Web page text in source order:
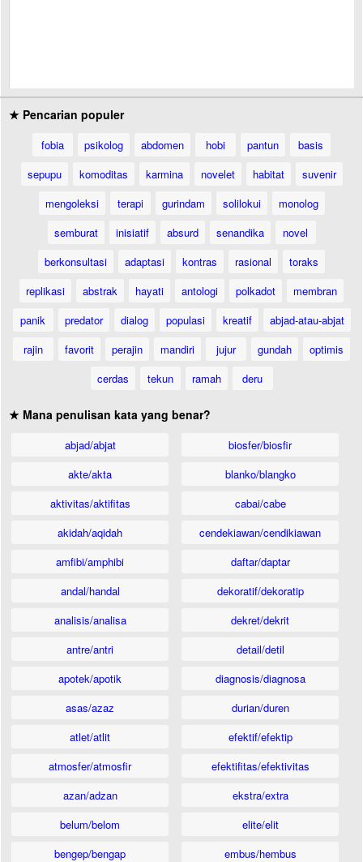
★ Pencarian populer
fobia psikolog abdomen hobi pantun
basis
sepupu
komoditas karmina novelet habitat
suvenir
mengoleksi
terapi gurindam solilokui
monolog
semburat
inisiatif absurd senandika
novel
berkonsultasi
adaptasi kontras rasional
toraks
replikasi
abstrak hayati antologi polkadot
membran
panik
predator dialog populasi kreatif
abjad-atau-abjat
rajin
favorit perajin mandiri jujur gundah
optimis
cerdas
tekun ramah deru
★ Mana penulisan kata yang benar?
abjad/abjat
akte/akta
aktivitas/aktifitas
akidah/aqidah
amfibi/amphibi
andal/handal
analisis/analisa
antre/antri
apotek/apotik
asas/azaz
atlet/atlit
atmosfer/atmosfir
azan/adzan
belum/belom
bengep/bengap
biosfer/biosfir
blanko/blangko
cabai/cabe
cendekiawan/cendikiawan
daftar/daptar
dekoratif/dekoratip
dekret/dekrit
detail/detil
diagnosis/diagnosa
durian/duren
efektif/efektip
efektifitas/efektivitas
ekstra/extra
elite/elit
embus/hembus